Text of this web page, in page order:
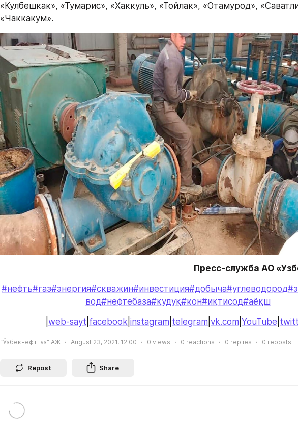
«Кулбешкак», «Тумарис», «Хаккуль», «Тойлак», «Отамурод»,
«Чаккакум».
Пресс-служба АО
#нефть#газ#энергия#скважин#инвестиция#добыча#углеводород
вод#нефтебаза#қудуқ#кон#иқтисод#аёқш
web-sayt facebook instagram telegram vk.com YouTube
“Ўзбекнефтгаз” АЖ August 23, 2021, 12:00 0 views 0 reactions 0 replies 0 reposts
Repost Share